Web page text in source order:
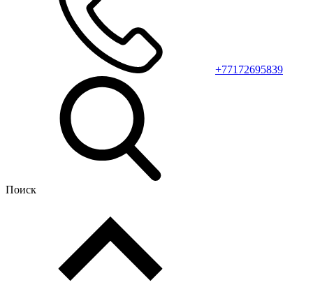
+77172695839
Поиск